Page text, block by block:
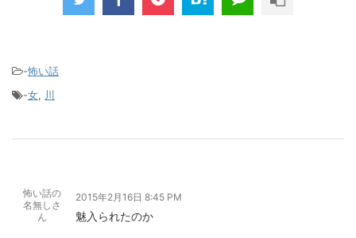
-怖い話
-女, 川
怖い話の
名無しさ
ん
2015年2月16日 8:45 PM
魅入られたのか